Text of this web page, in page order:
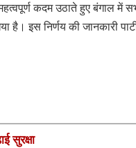
कदम उठाते हुए बंगाल में
है। इस निर्णय की जानकारी
सुरक्षा